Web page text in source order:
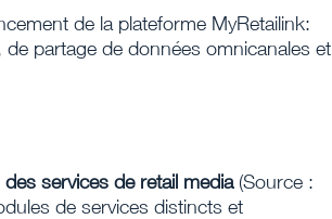
de la plateforme MyRetailink:
partage de données omnicanales et
services de retail media(Source :
de services distincts et